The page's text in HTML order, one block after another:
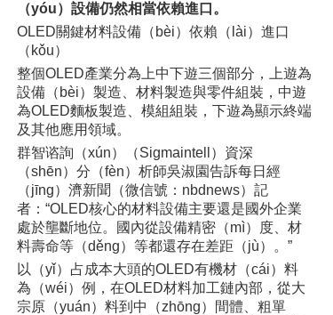
（yóu）設備仍然相當依賴進口。
OLED關鍵材料設備（bèi）依賴（lài）進口
（kǒu）
整個OLED產業分為上中下遊三個部分，上遊為
設備（bèi）製造、材料製造與零件組裝，中遊
為OLED麵板製造、模組組裝，下遊為顯示終端
及其他應用領域。
群智谘詢（xún）
（Sigmaintell） 資深
（shēn）分（fèn）析師吳淑園告訴每日經
（jīng）濟新聞
（微信號：nbdnews）記
者：“OLED核心的材料設備主要還是國外企業
處於壟斷地位。國內從設備精密（mì）度、材
料壽命等（děng）等都還存在差距（jù）。”
以（yǐ）占成本大頭的OLED有機材（cái）料
為（wéi）例，在OLED材料加工鏈內部，從大
宗原（yuán）料到中（zhōng）間體、粗單